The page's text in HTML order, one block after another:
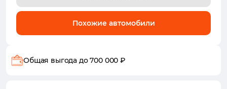
Похожие автомобили
Общая выгода до 700 000 ₽